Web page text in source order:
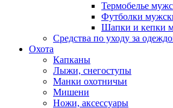
Термобелье
Футболки
Шапки и кепки
Средства по уходу за
Охота
Капканы
Лыжи, снегоступы
Манки охотничьи
Мишени
Ножи, аксессуары